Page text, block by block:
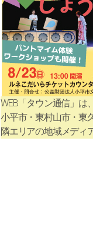
WEB「タウン通信」は
小平市・東村山市・東
隣エリアの地域メディ